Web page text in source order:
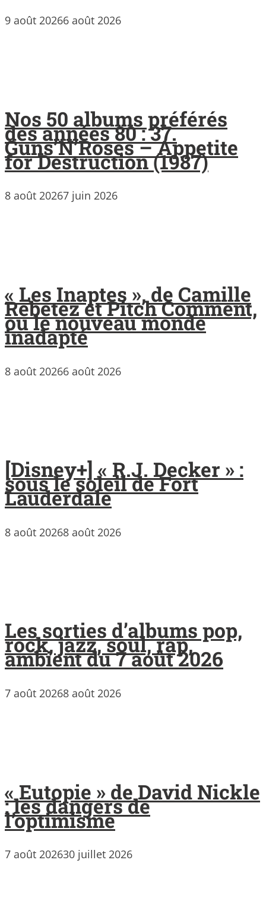
9 août 20266 août 2026
Nos 50 albums préférés
des années 80 : 37.
Guns’N’Roses – Appetite
for Destruction (1987)
8 août 20267 juin 2026
« Les Inaptes », de Camille
Rebetez et Pitch Comment,
ou le nouveau monde
inadapté
8 août 20266 août 2026
[Disney+] « R.J. Decker » :
sous le soleil de Fort
Lauderdale
8 août 20268 août 2026
Les sorties d’albums pop,
rock, jazz, soul, rap,
ambient du 7 août 2026
7 août 20268 août 2026
« Eutopie » de David Nickle
: les dangers de
l’optimisme
7 août 202630 juillet 2026